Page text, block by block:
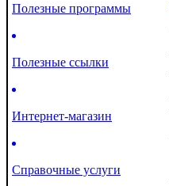
Полезные программы
Полезные ссылки
Интернет-магазин
Справочные услуги